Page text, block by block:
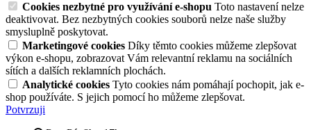
Cookies nezbytné pro využívání e-shopu Toto nastavení nelze
deaktivovat. Bez nezbytných cookies souborů nelze naše služby
smysluplně poskytovat.
Marketingové cookies Díky těmto cookies můžeme zlepšovat
výkon e-shopu, zobrazovat Vám relevantní reklamu na sociálních
sítích a dalších reklamních plochách.
Analytické cookies Tyto cookies nám pomáhají pochopit, jak e-
shop používáte. S jejich pomocí ho můžeme zlepšovat.
Potvrzuji